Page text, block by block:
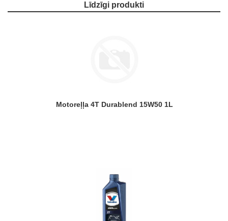
Līdzīgi produkti
Motoreļļa 4T Durablend 15W50 1L